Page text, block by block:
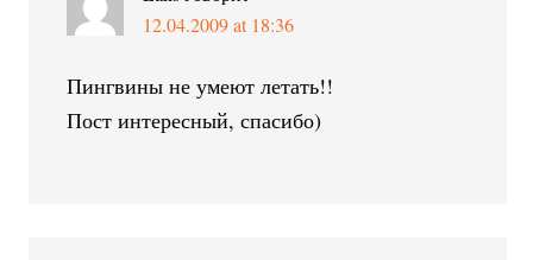
12.04.2009 at 18:36
Пингвины не умеют летать!!
Пост интересный, спасибо)